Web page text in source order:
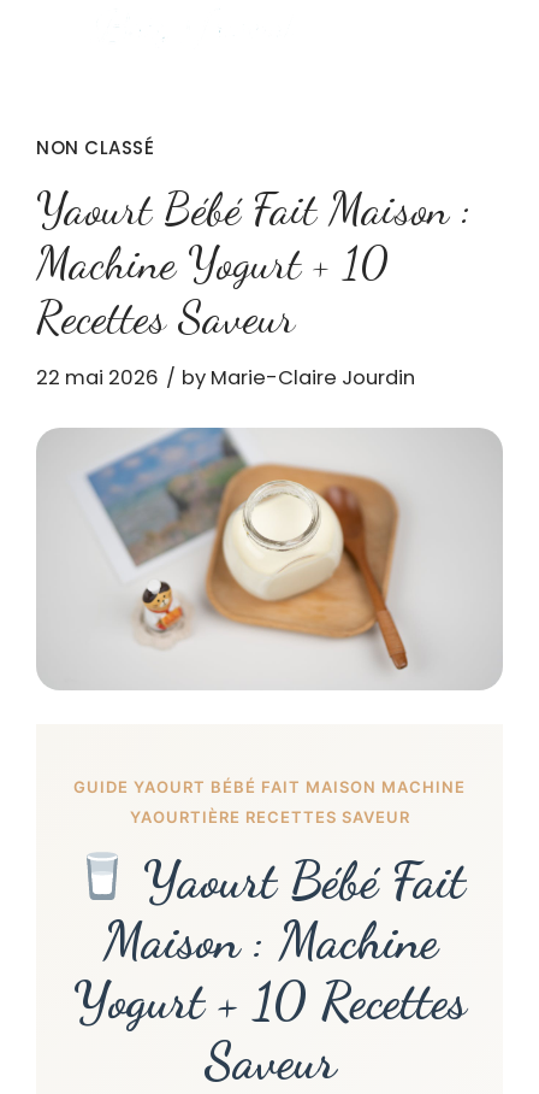
NON CLASSÉ
Yaourt Bébé Fait Maison :
Machine Yogurt + 10
Recettes Saveur
22 mai 2026 by Marie-Claire Jourdin
GUIDE YAOURT BÉBÉ FAIT MAISON MACHINE
YAOURTIÈRE RECETTES SAVEUR
Yaourt Bébé Fait
Maison : Machine
Yogurt + 10 Recettes
Saveur